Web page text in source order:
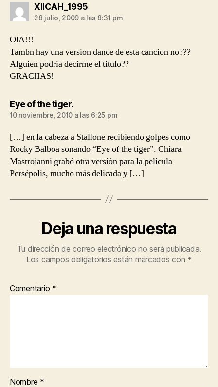
XIICAH_1995dice:
28 julio, 2009 a las 8:31 pm
OlA!!!
Tambn hay una version dance de esta cancion no???
Alguien podria decirme el titulo??
GRACIIAS!
Eye of the tiger.dice:
10 noviembre, 2010 a las 6:25 pm
[…] en la cabeza a Stallone recibiendo golpes como
Rocky Balboa sonando “Eye of the tiger”. Chiara
Mastroianni grabó otra versión para la película
Persépolis, mucho más delicada y […]
Deja una respuesta
Tu dirección de correo electrónico no será publicada.
Los campos obligatorios están marcados con *
Comentario *
Nombre *